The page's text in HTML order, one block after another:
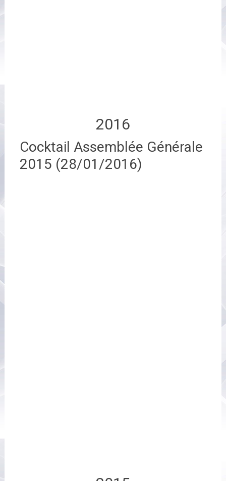
2016
Cocktail Assemblée Générale
2015 (28/01/2016)